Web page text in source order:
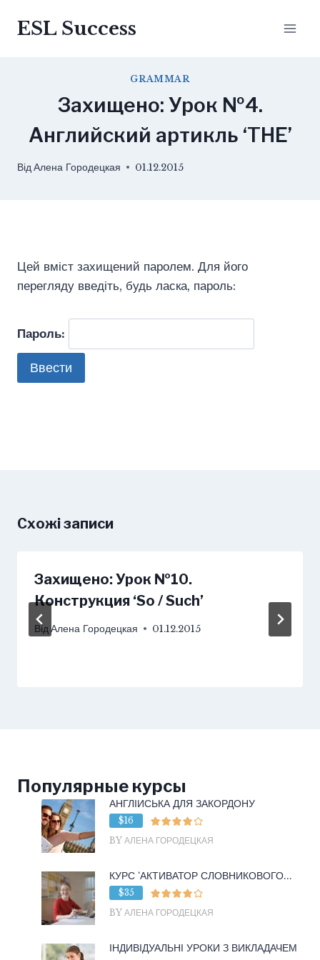
ESL Success
GRAMMAR
Захищено: Урок №4.
Английский артикль ‘THE’
ВідАлена Городецкая 01.12.2015
Цей вміст захищений паролем. Для його
перегляду введіть, будь ласка, пароль:
Пароль:
Схожі записи
Захищено: Урок №10.
Конструкция ‘So / Such’
ВідАлена Городецкая 01.12.2015
Популярные курсы
АНГЛІЙСЬКА ДЛЯ ЗАКОРДОНУ
$16
BY АЛЕНА ГОРОДЕЦКАЯ
КУРС ‘АКТИВАТОР СЛОВНИКОВОГО...
$35
BY АЛЕНА ГОРОДЕЦКАЯ
ІНДИВІДУАЛЬНІ УРОКИ З ВИКЛАДАЧЕМ